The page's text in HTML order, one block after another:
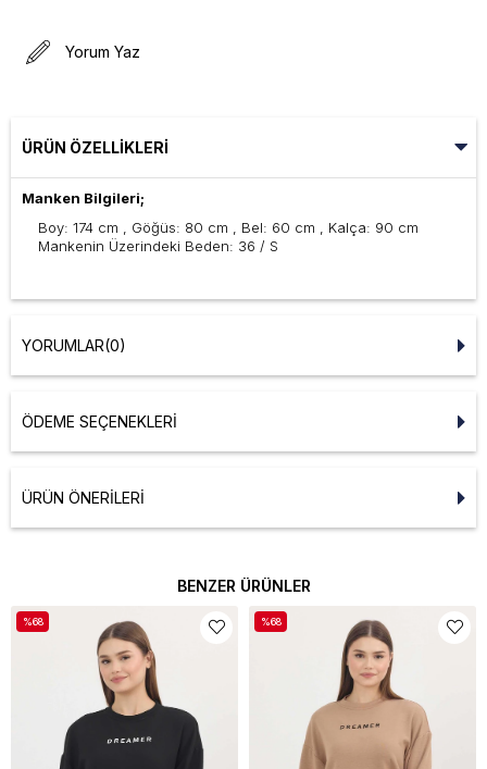
Yorum Yaz
ÜRÜN ÖZELLIKLERI
Manken Bilgileri;
Boy: 174 cm , Göğüs: 80 cm , Bel: 60 cm , Kalça: 90 cm
Mankenin Üzerindeki Beden: 36 / S
YORUMLAR(0)
ÖDEME SEÇENEKLERI
ÜRÜN ÖNERILERI
BENZER ÜRÜNLER
%68 %68